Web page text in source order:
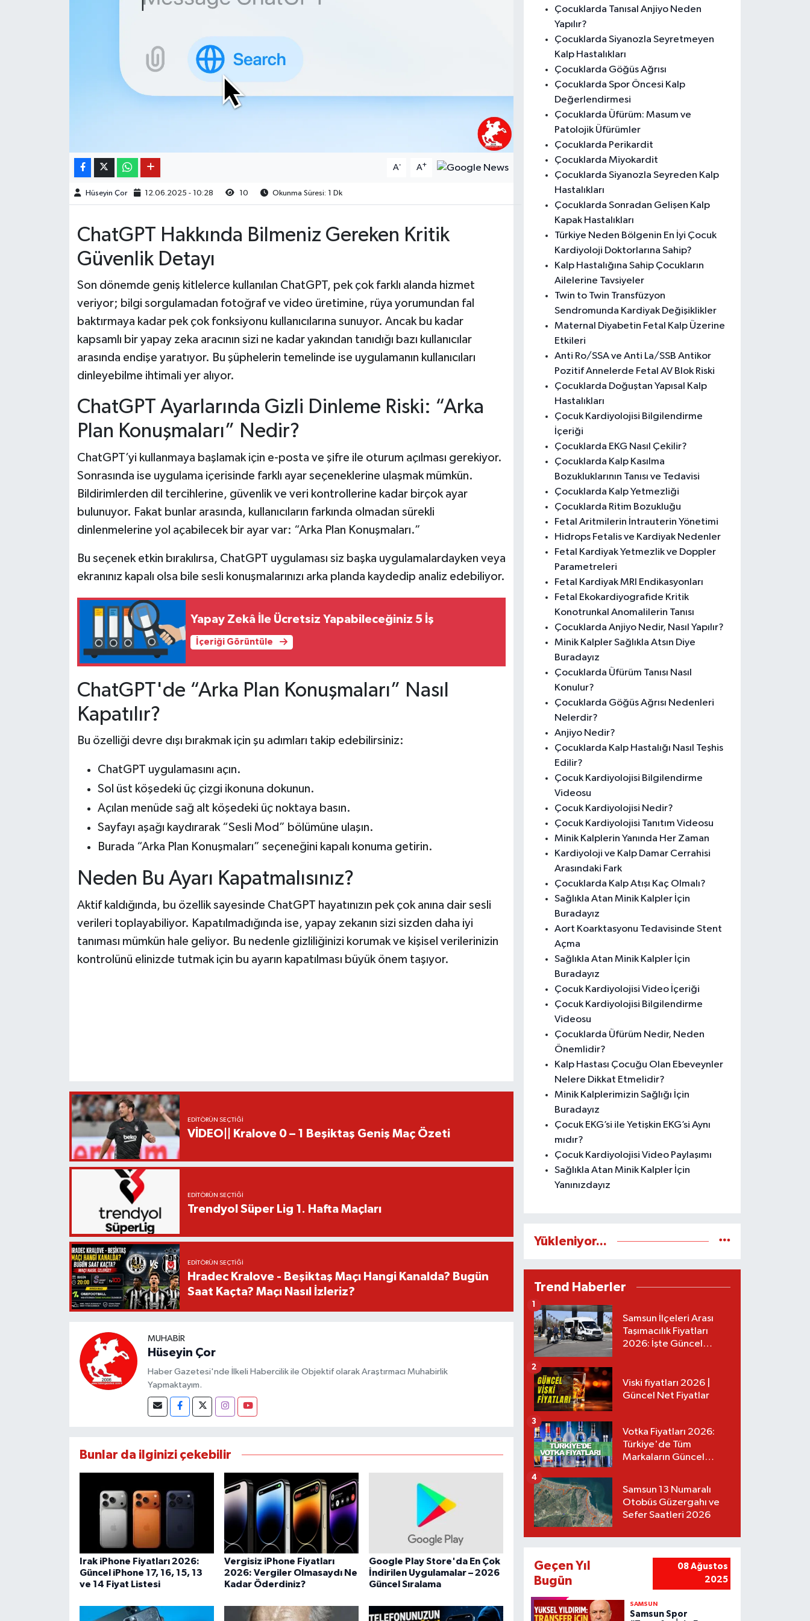
A- A+
Hüseyin Çor 12.06.2025 - 10:28 10 Okunma Süresi: 1 Dk
ChatGPT Hakkında Bilmeniz Gereken Kritik
Güvenlik Detayı
Son dönemde geniş kitlelerce kullanılan ChatGPT, pek çok farklı alanda hizmet
veriyor; bilgi sorgulamadan fotoğraf ve video üretimine, rüya yorumundan fal
baktırmaya kadar pek çok fonksiyonu kullanıcılarına sunuyor. Ancak bu kadar
kapsamlı bir yapay zeka aracının sizi ne kadar yakından tanıdığı bazı kullanıcılar
arasında endişe yaratıyor. Bu şüphelerin temelinde ise uygulamanın kullanıcıları
dinleyebilme ihtimali yer alıyor.
ChatGPT Ayarlarında Gizli Dinleme Riski: “Arka
Plan Konuşmaları” Nedir?
ChatGPT’yi kullanmaya başlamak için e-posta ve şifre ile oturum açılması gerekiyor.
Sonrasında ise uygulama içerisinde farklı ayar seçeneklerine ulaşmak mümkün.
Bildirimlerden dil tercihlerine, güvenlik ve veri kontrollerine kadar birçok ayar
bulunuyor. Fakat bunlar arasında, kullanıcıların farkında olmadan sürekli
dinlenmelerine yol açabilecek bir ayar var: “Arka Plan Konuşmaları.”
Bu seçenek etkin bırakılırsa, ChatGPT uygulaması siz başka uygulamalardayken veya
ekranınız kapalı olsa bile sesli konuşmalarınızı arka planda kaydedip analiz edebiliyor.
Yapay Zekâ İle Ücretsiz Yapabileceğiniz 5 İş
İçeriği Görüntüle
ChatGPT'de “Arka Plan Konuşmaları” Nasıl
Kapatılır?
Bu özelliği devre dışı bırakmak için şu adımları takip edebilirsiniz:
ChatGPT uygulamasını açın.
Sol üst köşedeki üç çizgi ikonuna dokunun.
Açılan menüde sağ alt köşedeki üç noktaya basın.
Sayfayı aşağı kaydırarak “Sesli Mod” bölümüne ulaşın.
Burada “Arka Plan Konuşmaları” seçeneğini kapalı konuma getirin.
Neden Bu Ayarı Kapatmalısınız?
Aktif kaldığında, bu özellik sayesinde ChatGPT hayatınızın pek çok anına dair sesli
verileri toplayabiliyor. Kapatılmadığında ise, yapay zekanın sizi sizden daha iyi
tanıması mümkün hale geliyor. Bu nedenle gizliliğinizi korumak ve kişisel verilerinizin
kontrolünü elinizde tutmak için bu ayarın kapatılması büyük önem taşıyor.
EDITÖRÜN SEÇTIĞI
VİDEO|| Kralove 0 – 1 Beşiktaş Geniş Maç Özeti
EDITÖRÜN SEÇTIĞI
Trendyol Süper Lig 1. Hafta Maçları
EDITÖRÜN SEÇTIĞI
Hradec Kralove - Beşiktaş Maçı Hangi Kanalda? Bugün
Saat Kaçta? Maçı Nasıl İzleriz?
MUHABIR
Hüseyin Çor
Haber Gazetesi'nde İlkeli Habercilik ile Objektif olarak Araştırmacı Muhabirlik
Yapmaktayım.
Bunlar da ilginizi çekebilir
Irak iPhone Fiyatları 2026:
Güncel iPhone 17, 16, 15, 13
ve 14 Fiyat Listesi
Vergisiz iPhone Fiyatları
2026: Vergiler Olmasaydı Ne
Kadar Öderdiniz?
Google Play Store'da En Çok
İndirilen Uygulamalar – 2026
Güncel Sıralama
Çocuklarda Tanısal Anjiyo Neden
Yapılır?
Çocuklarda Siyanozla Seyretmeyen
Kalp Hastalıkları
Çocuklarda Göğüs Ağrısı
Çocuklarda Spor Öncesi Kalp
Değerlendirmesi
Çocuklarda Üfürüm: Masum ve
Patolojik Üfürümler
Çocuklarda Perikardit
Çocuklarda Miyokardit
Çocuklarda Siyanozla Seyreden Kalp
Hastalıkları
Çocuklarda Sonradan Gelişen Kalp
Kapak Hastalıkları
Türkiye Neden Bölgenin En İyi Çocuk
Kardiyoloji Doktorlarına Sahip?
Kalp Hastalığına Sahip Çocukların
Ailelerine Tavsiyeler
Twin to Twin Transfüzyon
Sendromunda Kardiyak Değişiklikler
Maternal Diyabetin Fetal Kalp Üzerine
Etkileri
Anti Ro/SSA ve Anti La/SSB Antikor
Pozitif Annelerde Fetal AV Blok Riski
Çocuklarda Doğuştan Yapısal Kalp
Hastalıkları
Çocuk Kardiyolojisi Bilgilendirme
İçeriği
Çocuklarda EKG Nasıl Çekilir?
Çocuklarda Kalp Kasılma
Bozukluklarının Tanısı ve Tedavisi
Çocuklarda Kalp Yetmezliği
Çocuklarda Ritim Bozukluğu
Fetal Aritmilerin İntrauterin Yönetimi
Hidrops Fetalis ve Kardiyak Nedenler
Fetal Kardiyak Yetmezlik ve Doppler
Parametreleri
Fetal Kardiyak MRI Endikasyonları
Fetal Ekokardiyografide Kritik
Konotrunkal Anomalilerin Tanısı
Çocuklarda Anjiyo Nedir, Nasıl Yapılır?
Minik Kalpler Sağlıkla Atsın Diye
Buradayız
Çocuklarda Üfürüm Tanısı Nasıl
Konulur?
Çocuklarda Göğüs Ağrısı Nedenleri
Nelerdir?
Anjiyo Nedir?
Çocuklarda Kalp Hastalığı Nasıl Teşhis
Edilir?
Çocuk Kardiyolojisi Bilgilendirme
Videosu
Çocuk Kardiyolojisi Nedir?
Çocuk Kardiyolojisi Tanıtım Videosu
Minik Kalplerin Yanında Her Zaman
Kardiyoloji ve Kalp Damar Cerrahisi
Arasındaki Fark
Çocuklarda Kalp Atışı Kaç Olmalı?
Sağlıkla Atan Minik Kalpler İçin
Buradayız
Aort Koarktasyonu Tedavisinde Stent
Açma
Sağlıkla Atan Minik Kalpler İçin
Buradayız
Çocuk Kardiyolojisi Video İçeriği
Çocuk Kardiyolojisi Bilgilendirme
Videosu
Çocuklarda Üfürüm Nedir, Neden
Önemlidir?
Kalp Hastası Çocuğu Olan Ebeveynler
Nelere Dikkat Etmelidir?
Minik Kalplerimizin Sağlığı İçin
Buradayız
Çocuk EKG’si ile Yetişkin EKG’si Aynı
mıdır?
Çocuk Kardiyolojisi Video Paylaşımı
Sağlıkla Atan Minik Kalpler İçin
Yanınızdayız
Yükleniyor...
Trend Haberler
Samsun İlçeleri Arası
Taşımacılık Fiyatları
2026: İşte Güncel
1
Viski fiyatları 2026 |
Güncel Net Fiyatlar
2
Votka Fiyatları 2026:
Türkiye'de Tüm
Markaların Güncel
3
Samsun 13 Numaralı
Otobüs Güzergahı ve
Sefer Saatleri 2026
4
Geçen Yıl
Bugün
08 Ağustos
2025
SAMSUN
Samsun Spor